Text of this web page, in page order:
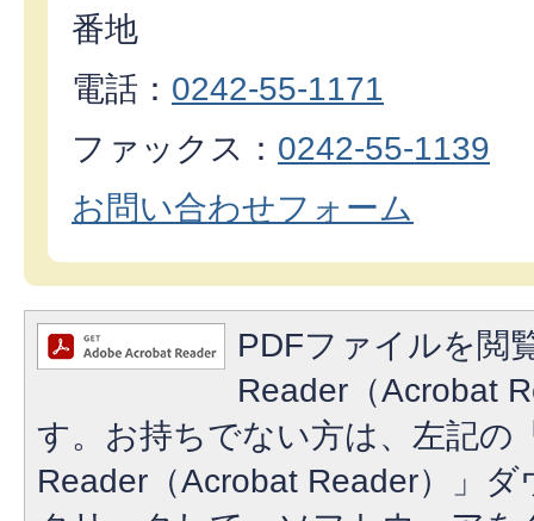
番地
電話： 0242-55-1171
ファックス： 0242-55-1139
お問い合わせフォーム
PDFファイルを閲
Reader（Acrobat
す。お持ちでない方は、左記の
Reader（Acrobat Reader）」